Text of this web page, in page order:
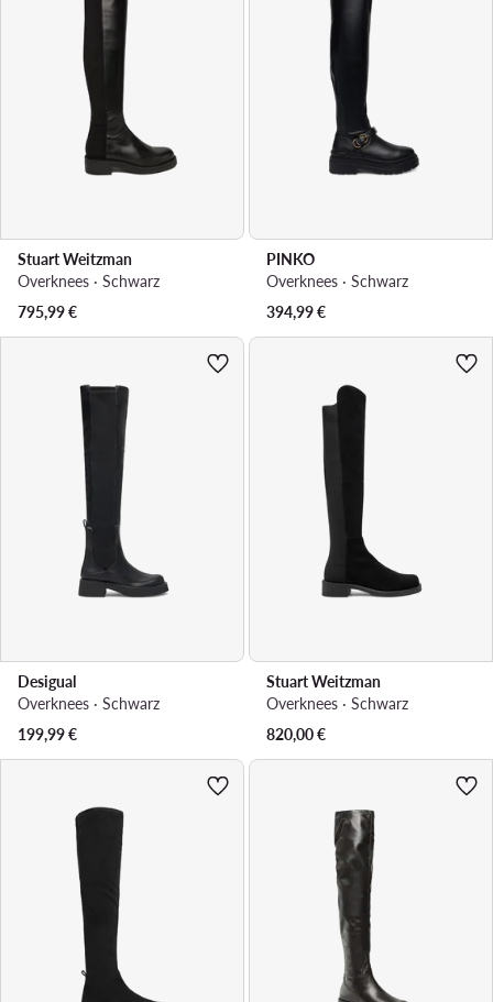
Stuart Weitzman
Overknees · Schwarz
795,99€
PINKO
Overknees · Schwarz
394,99€
Desigual
Overknees · Schwarz
199,99€
Stuart Weitzman
Overknees · Schwarz
820,00€